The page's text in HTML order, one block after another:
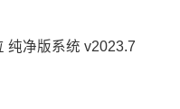
纯净版系统 v2023.7